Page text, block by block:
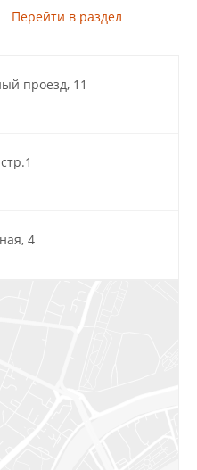
Перейти в раздел
проезд, 11
4